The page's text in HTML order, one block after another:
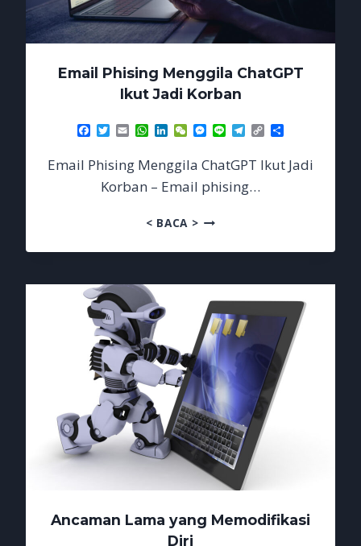
Email Phising Menggila ChatGPT
Ikut Jadi Korban
Facebook
TwitterEmailWhatsApp
LinkedIn
WeChatMessenger
Line Telegram
Copy
Link
Email Phising Menggila ChatGPT Ikut Jadi
Korban – Email phising…
< BACA >EMAIL
MENGGILA
IKUT
JADI
KORBAN
Ancaman Lama yang Memodifikasi
Diri